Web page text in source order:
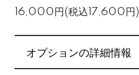
16,000円(税込17,600円)
オプションの詳細情報